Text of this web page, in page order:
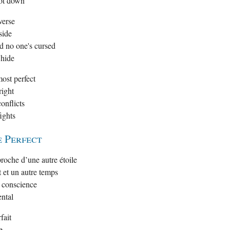
no one's cursed
perfect
Perfect
d’une autre étoile
un autre temps